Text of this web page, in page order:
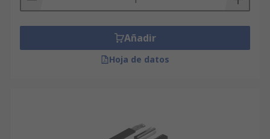
Añadir
Hoja de datos